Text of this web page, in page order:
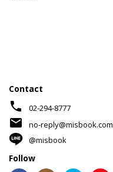
Contact
phone 02-294-8777
mail
no-reply@misbook.com
@misbook
Follow